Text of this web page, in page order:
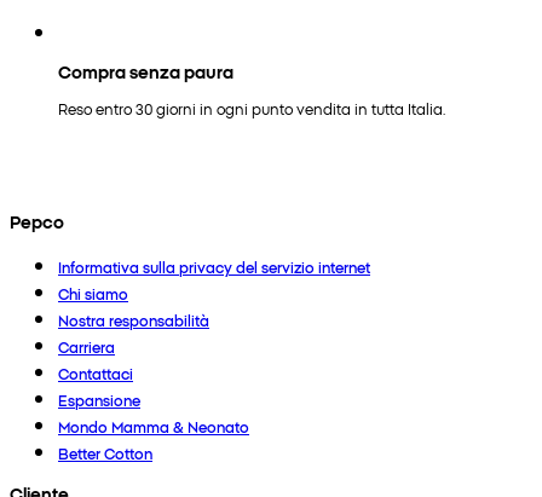
Compra senza paura
Reso entro 30 giorni in ogni punto vendita in tutta Italia.
Pepco
Informativa sulla privacy del servizio internet
Chi siamo
Nostra responsabilità
Carriera
Contattaci
Espansione
Mondo Mamma & Neonato
Better Cotton